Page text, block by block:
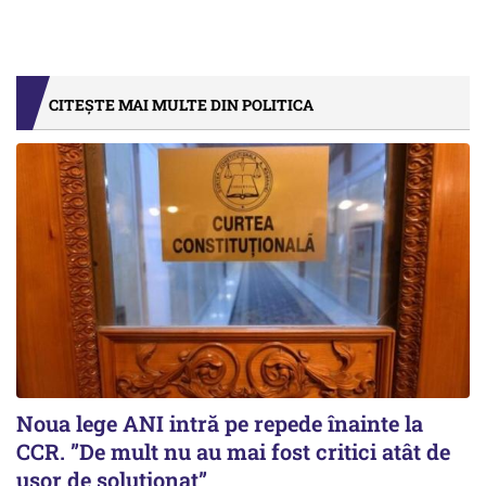
CITEȘTE MAI MULTE DIN POLITICA
Noua lege ANI intră pe repede înainte la
CCR. ”De mult nu au mai fost critici atât de
ușor de soluționat”